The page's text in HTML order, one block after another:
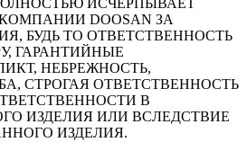
ИСЧЕРПЫВАЕТ
DOOSAN ЗА
БУДЬ ТО ОТВЕТСТВЕННОСТЬ
ГАРАНТИЙНЫЕ
НЕБРЕЖНОСТЬ,
СТРОГАЯ ОТВЕТСТВЕННОСТЬ
В
ИЗДЕЛИЯ ИЛИ ВСЛЕДСТВИЕ
ИЗДЕЛИЯ.